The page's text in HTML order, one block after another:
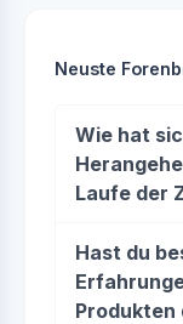
Neuste
Wie hat
Laufe der
Hast du
Produkten